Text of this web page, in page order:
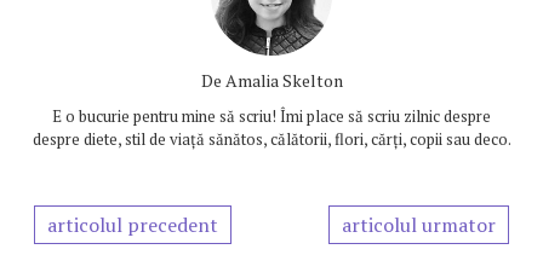
De Amalia Skelton
E o bucurie pentru mine să scriu! Îmi place să scriu zilnic despre
despre diete, stil de viață sănătos, călătorii, flori, cărți, copii sau deco.
articolul precedent articolul urmator